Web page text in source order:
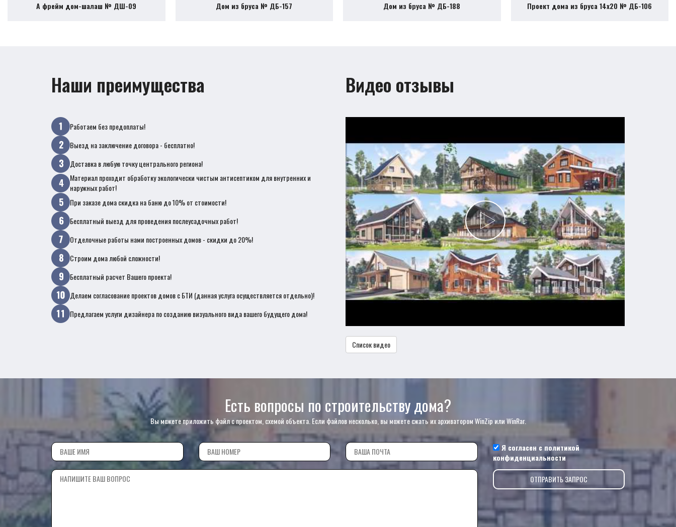
А фрейм дом-шалаш № ДШ-09 Дом из бруса № ДБ-157 Дом из бруса № ДБ-188 Проект дома из бруса 14х20 № ДБ-106
Наши преимущества
Работаем без предоплаты!
Выезд на заключение договора - бесплатно!
Доставка в любую точку центрального региона!
Материал проходит обработку экологически чистым антисептиком для внутренних и
наружных работ!
При заказе дома скидка на баню до 10% от стоимости!
Бесплатный выезд для проведения послеусадочных работ!
Отделочные работы нами построенных домов - скидки до 20%!
Строим дома любой сложности!
Бесплатный расчет Вашего проекта!
Делаем согласование проектов домов с БТИ (данная услуга осуществляется отдельно)!
Предлагаем услуги дизайнера по созданию визуального вида вашего будущего дома!
Видео отзывы
Список видео
Есть вопросы по строительству дома?
Вы можете приложить файл с проектом, схемой объекта. Если файлов несколько, вы можете сжать их архиватором WinZip или WinRar.
Я согласен с политикой
конфиденциальности